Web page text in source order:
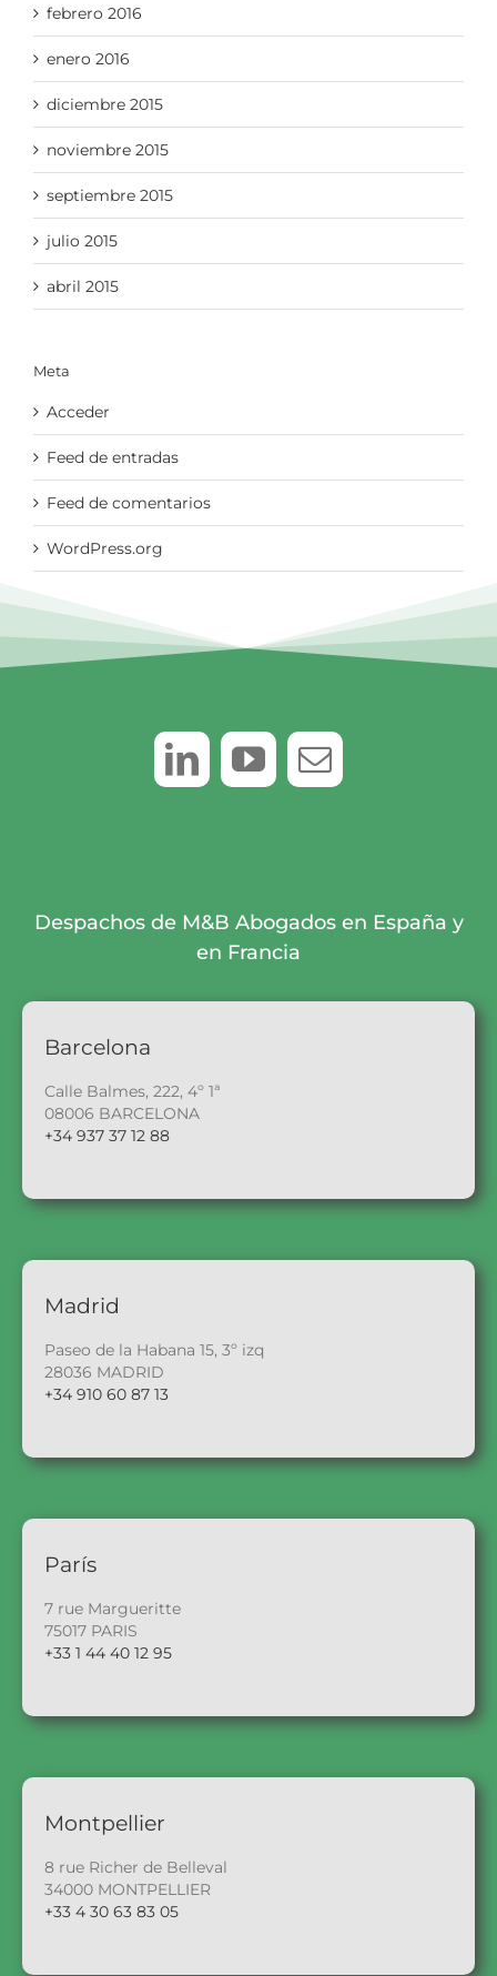
febrero 2016
enero 2016
diciembre 2015
noviembre 2015
septiembre 2015
julio 2015
abril 2015
Meta
Acceder
Feed de entradas
Feed de comentarios
WordPress.org
Despachos de M&B Abogados en España y
en Francia
Barcelona
Calle Balmes, 222, 4º 1ª
08006 BARCELONA
+34 937 37 12 88
Madrid
Paseo de la Habana 15, 3º izq
28036 MADRID
+34 910 60 87 13
París
7 rue Margueritte
75017 PARIS
+33 1 44 40 12 95
Montpellier
8 rue Richer de Belleval
34000 MONTPELLIER
+33 4 30 63 83 05